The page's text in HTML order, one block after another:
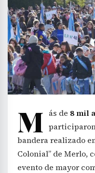
M ás de 8 mil
bandera realizado
Colonial” de Merlo,
evento de mayor